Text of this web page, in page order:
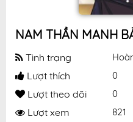
NAM THẦN MANH
Tình trạng
Lượt thích 0
Lượt theo dõi 0
Lượt xem 821